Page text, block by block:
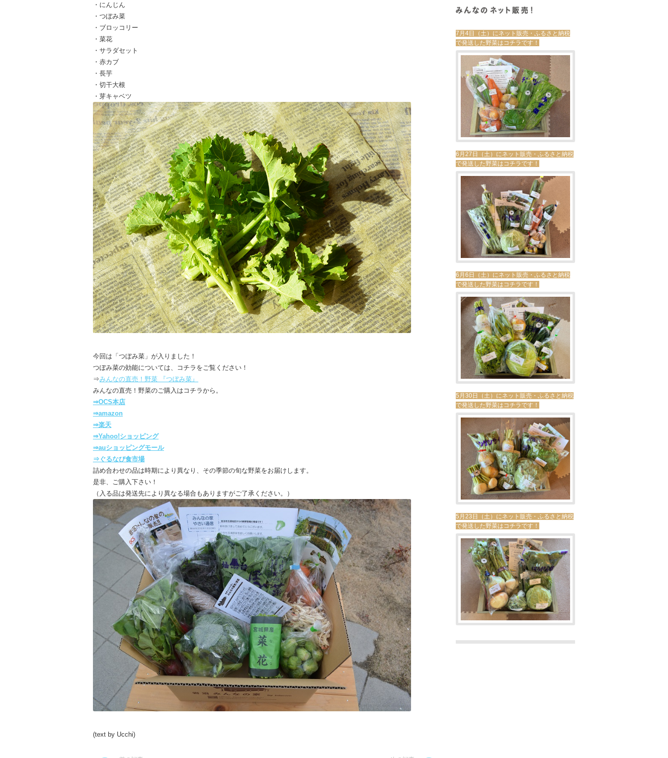
・にんじん
・つぼみ菜
・ブロッコリー
・菜花
・サラダセット
・赤カブ
・長芋
・切干大根
・芽キャベツ
今回は「つぼみ菜」が入りました！
つぼみ菜の効能については、コチラをご覧ください！
⇒みんなの直売！野菜 『つぼみ菜』
みんなの直売！野菜のご購入はコチラから。
⇒OCS本店
⇒amazon
⇒楽天
⇒Yahoo!ショッピング
⇒auショッピングモール
⇒ぐるなび食市場
詰め合わせの品は時期により異なり、その季節の旬な野菜をお届けします。
是非、ご購入下さい！
（入る品は発送先により異なる場合もありますがご了承ください。）
(text by Ucchi)
7月4日（土）にネット販売・ふるさと納税
で発送した野菜はコチラです！
6月27日（土）にネット販売・ふるさと納税
で発送した野菜はコチラです！
6月6日（土）にネット販売・ふるさと納税
で発送した野菜はコチラです！
5月30日（土）にネット販売・ふるさと納税
で発送した野菜はコチラです！
5月23日（土）にネット販売・ふるさと納税
で発送した野菜はコチラです！